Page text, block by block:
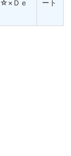
☆×Ｄｅ
ート